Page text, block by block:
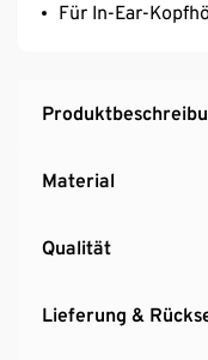
Für In-Ear-
Material
Qualität
Lieferung &